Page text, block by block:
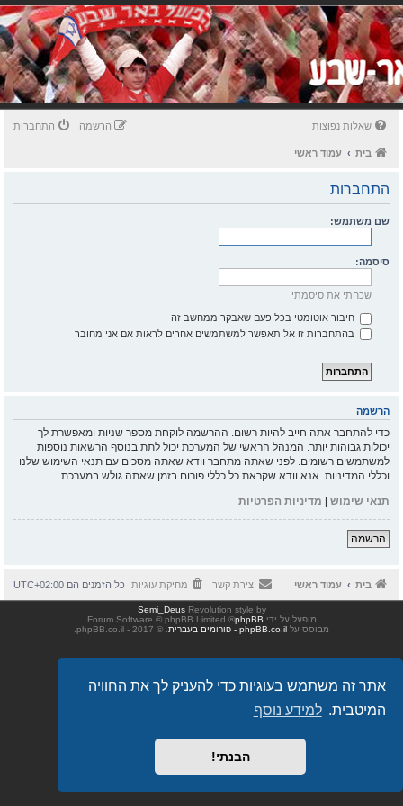
אתר זה משתמש בעוגיות כדי להעניק לך את החוויה
המיטבית. למידע נוסף
הבנתי!
שאלות נפוצות התחברות הרשמה
בית עמוד ראשי
התחברות
שם משתמש:
סיסמה:
שכחתי את סיסמתי
חיבור אוטומטי בכל פעם שאבקר ממחשב זה
בהתחברות זו אל תאפשר למשתמשים אחרים לראות אם אני מחובר
הרשמה
כדי להתחבר אתה חייב להיות רשום. ההרשמה לוקחת מספר שניות ומאפשרת לך
יכולות גבוהות יותר. המנהל הראשי של המערכת יכול לתת בנוסף הרשאות נוספות
למשתמשים רשומים. לפני שאתה מתחבר וודא שאתה מסכים עם תנאי השימוש שלנו
וכללי המדיניות. אנא וודא שקראת כל כללי פורום בזמן שאתה גולש במערכת.
תנאי שימוש | מדיניות הפרטיות
הרשמה
בית עמוד ראשי כל הזמנים הם UTC+02:00 מחיקת עוגיות יצירת קשר
Revolution style by
Semi_Deus
מופעל על ידי phpBB
® Forum Software © phpBB Limited
מבוסס על phpBB.co.il - פורומים בעברית . © 2017 - phpBB.co.il.